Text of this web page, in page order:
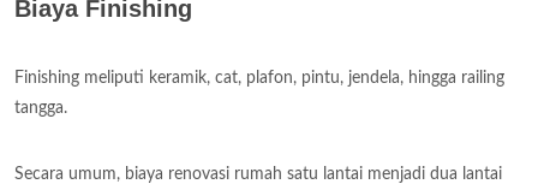
Biaya Finishing
Finishing meliputi keramik, cat, plafon, pintu, jendela, hingga railing
tangga.
Secara umum, biaya renovasi rumah satu lantai menjadi dua lantai